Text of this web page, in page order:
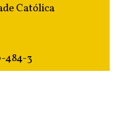
Católica
484-3